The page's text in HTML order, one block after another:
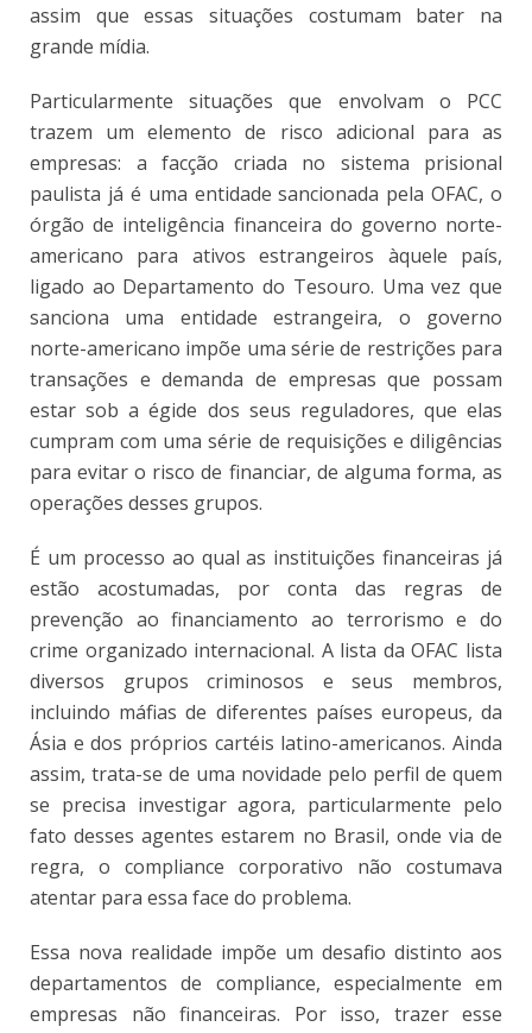
assim que essas situações costumam bater na
grande mídia.
Particularmente situações que envolvam o PCC
trazem um elemento de risco adicional para as
empresas: a facção criada no sistema prisional
paulista já é uma entidade sancionada pela OFAC, o
órgão de inteligência financeira do governo norte-
americano para ativos estrangeiros àquele país,
ligado ao Departamento do Tesouro. Uma vez que
sanciona uma entidade estrangeira, o governo
norte-americano impõe uma série de restrições para
transações e demanda de empresas que possam
estar sob a égide dos seus reguladores, que elas
cumpram com uma série de requisições e diligências
para evitar o risco de financiar, de alguma forma, as
operações desses grupos.
É um processo ao qual as instituições financeiras já
estão acostumadas, por conta das regras de
prevenção ao financiamento ao terrorismo e do
crime organizado internacional. A lista da OFAC lista
diversos grupos criminosos e seus membros,
incluindo máfias de diferentes países europeus, da
Ásia e dos próprios cartéis latino-americanos. Ainda
assim, trata-se de uma novidade pelo perfil de quem
se precisa investigar agora, particularmente pelo
fato desses agentes estarem no Brasil, onde via de
regra, o compliance corporativo não costumava
atentar para essa face do problema.
Essa nova realidade impõe um desafio distinto aos
departamentos de compliance, especialmente em
empresas não financeiras. Por isso, trazer esse